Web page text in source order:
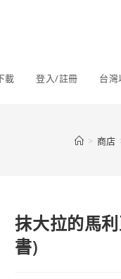
載 登入/註冊 台
> 商店
抹大拉的馬
書)